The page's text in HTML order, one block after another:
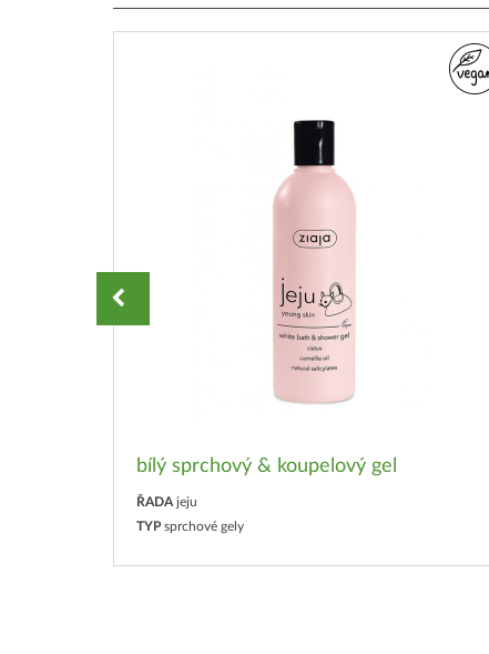
bílý sprchový & koupelový gel
ŘADA jeju
TYP sprchové gely